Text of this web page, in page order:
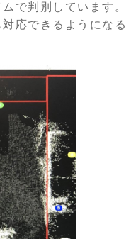
で判別しています。
応できるようになる